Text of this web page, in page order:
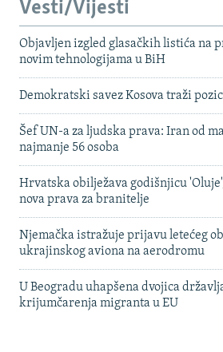
Vesti/Vijesti
Objavljen izgled glasačkih listića na
novim tehnologijama u BiH
Demokratski savez Kosova traži
Šef UN-a za ljudska prava: Iran od
najmanje 56 osoba
Hrvatska obilježava godišnjicu
nova prava za branitelje
Njemačka istražuje prijavu letećeg
ukrajinskog aviona na aerodromu
U Beogradu uhapšena dvojica
krijumčarenja migranta u EU